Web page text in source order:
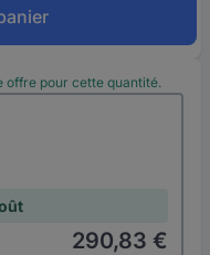
offre pour cette quantité.
290,83 €